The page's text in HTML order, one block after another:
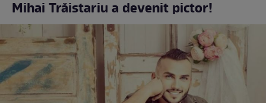
Mihai Trăistariu a devenit pictor!